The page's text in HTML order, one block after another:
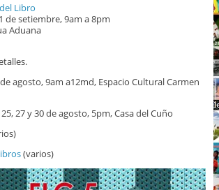
Libro
de setiembre, 9am a 8pm
Aduana
agosto, 9am a12md, Espacio Cultural Carmen
25, 27 y 30 de agosto, 5pm, Casa del Cuño
(varios)